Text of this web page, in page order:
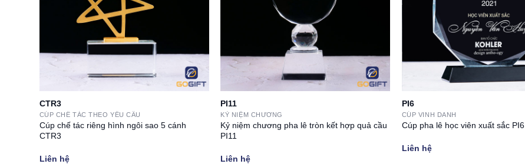
CTR3
CÚP CHẾ TÁC THEO YÊU CẦU
Cúp chế tác riêng hình ngôi sao 5 cánh
CTR3
Liên hệ
PI11
KỶ NIỆM CHƯƠNG
Kỷ niệm chương pha lê tròn kết hợp quả cầu
PI11
Liên hệ
PI6
CÚP VINH DANH
Cúp pha lê học viên xuất sắc PI6
Liên hệ